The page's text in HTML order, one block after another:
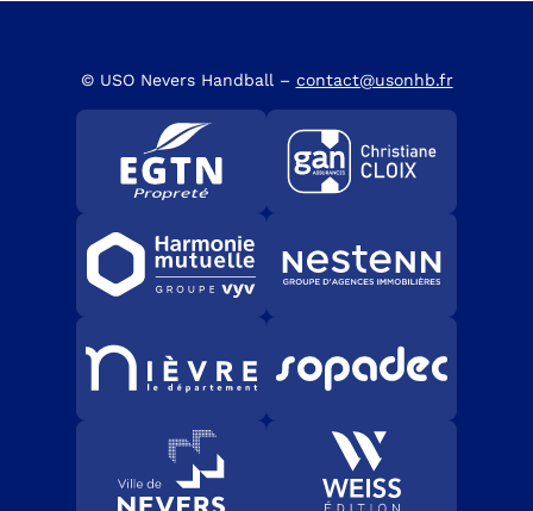
© USO Nevers Handball – contact@usonhb.fr